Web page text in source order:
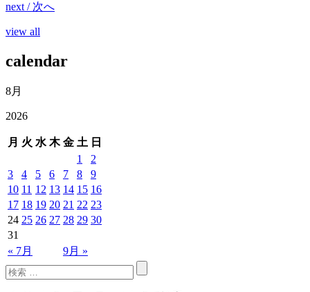
next / 次へ
view all
calendar
8月
2026
月 火 水 木 金 土 日
« 7月 9月 »
1
2
3
4 5 6 7 8
9
10 11 12 13 14 15 16
17 18 19 20 21 22 23
24 25 26 27 28 29 30
31